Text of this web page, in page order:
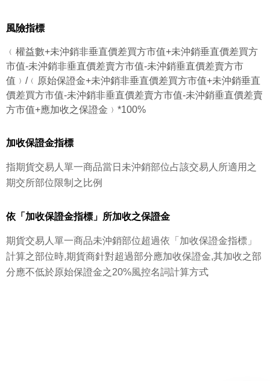
風險指標
﹙權益數+未沖銷非垂直價差買方市值+未沖銷垂直價差買方
市值-未沖銷非垂直價差賣方市值-未沖銷垂直價差賣方市
值﹚/﹙原始保證金+未沖銷非垂直價差買方市值+未沖銷垂直
價差買方市值-未沖銷非垂直價差賣方市值-未沖銷垂直價差賣
方市值+應加收之保證金﹚*100%
加收保證金指標
指期貨交易人單一商品當日未沖銷部位占該交易人所適用之
期交所部位限制之比例
依「加收保證金指標」所加收之保證金
期貨交易人單一商品未沖銷部位超過依「加收保證金指標」
計算之部位時,期貨商針對超過部分應加收保證金,其加收之部
分應不低於原始保證金之20%風控名詞計算方式